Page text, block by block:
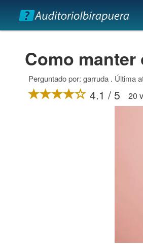
Como
Perguntado por: garruda . Última
4.1 / 5 20